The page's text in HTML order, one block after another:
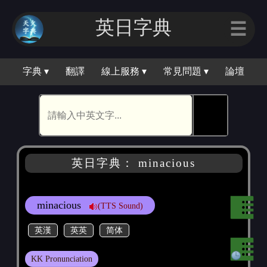
英日字典 ☰
字典 ▾ 翻譯 線上服務 ▾ 常見問題 ▾ 論壇
英日字典： minacious
minacious (TTS Sound)
英漢 英英 简体
KK Pronunciation